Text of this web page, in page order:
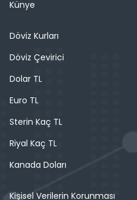
Künye
Döviz Kurları
Döviz Çevirici
Dolar TL
Euro TL
Sterin Kaç TL
Riyal Kaç TL
Kanada Doları
Kişisel Verilerin Korunması